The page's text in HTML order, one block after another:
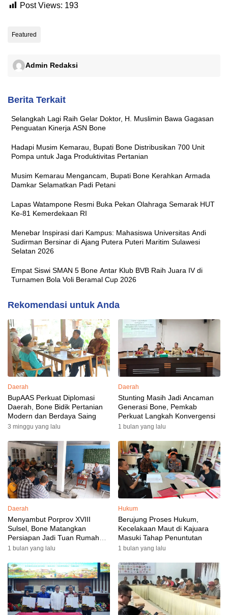
Post Views: 193
Featured
Admin Redaksi
Berita Terkait
Selangkah Lagi Raih Gelar Doktor, H. Muslimin Bawa Gagasan
Penguatan Kinerja ASN Bone
Hadapi Musim Kemarau, Bupati Bone Distribusikan 700 Unit
Pompa untuk Jaga Produktivitas Pertanian
Musim Kemarau Mengancam, Bupati Bone Kerahkan Armada
Damkar Selamatkan Padi Petani
Lapas Watampone Resmi Buka Pekan Olahraga Semarak HUT
Ke-81 Kemerdekaan RI
Menebar Inspirasi dari Kampus: Mahasiswa Universitas Andi
Sudirman Bersinar di Ajang Putera Puteri Maritim Sulawesi
Selatan 2026
Empat Siswi SMAN 5 Bone Antar Klub BVB Raih Juara IV di
Turnamen Bola Voli Beramal Cup 2026
Rekomendasi untuk Anda
Daerah
BupAAS Perkuat Diplomasi
Daerah, Bone Bidik Pertanian
Modern dan Berdaya Saing
3 minggu yang lalu
Daerah
Stunting Masih Jadi Ancaman
Generasi Bone, Pemkab
Perkuat Langkah Konvergensi
1 bulan yang lalu
Daerah
Menyambut Porprov XVIII
Sulsel, Bone Matangkan
Persiapan Jadi Tuan Rumah
yang Berkesan: Wakil Bupati
Targetkan Venue dan
Akomodasi Rampung
1 bulan yang lalu
Hukum
Berujung Proses Hukum,
Kecelakaan Maut di Kajuara
Masuki Tahap Penuntutan
1 bulan yang lalu